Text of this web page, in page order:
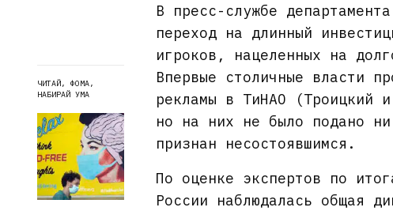
ЧИТАЙ, ФОМА,
НАБИРАЙ УМА
В пресс-службе
переход на длинный
игроков, нацеленных на
Впервые столичные власти
рекламы в ТиНАО (Троицкий
но на них не было подано
признан несостоявшимся.
По оценке экспертов по
России наблюдалась общая